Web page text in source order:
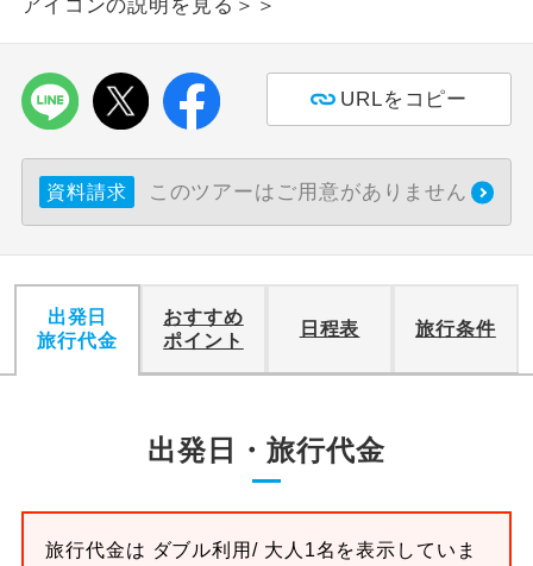
アイコンの説明を見る＞＞
URLをコピー
資料請求 このツアーはご用意がありません
出発日
旅行代金
おすすめ
ポイント
日程表 旅行条件
出発日・旅行代金
旅行代金は ダブル利用/ 大人1名を表示していま
画にとても便利です。
す。
おひとり様バ
ス2席利用
す。